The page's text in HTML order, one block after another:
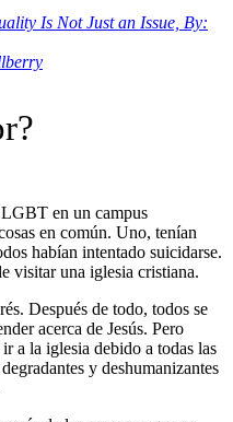
Is Not Just an Issue, By:
en un campus
en común. Uno, tenían
habían intentado suicidarse.
visitar una iglesia cristiana.
Después de todo, todos se
acerca de Jesús. Pero
a la iglesia debido a todas las
y deshumanizantes